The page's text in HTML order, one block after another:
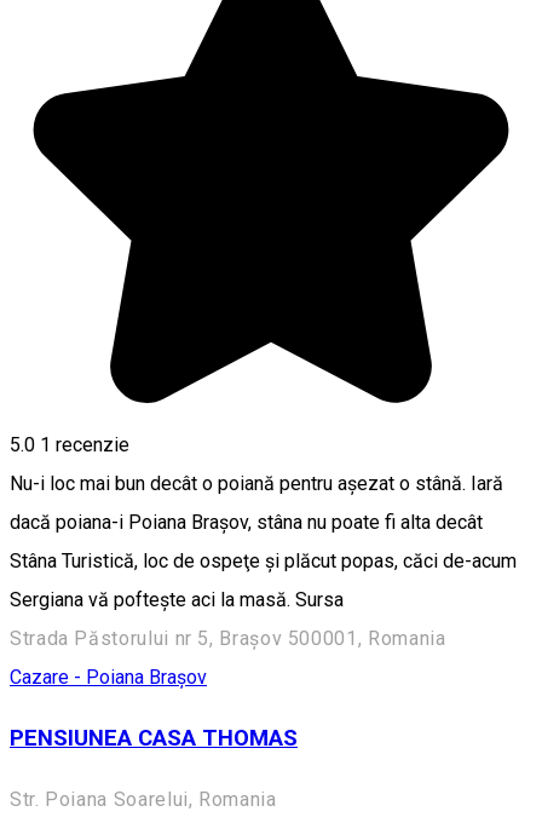
5.0 1 recenzie
Nu-i loc mai bun decât o poiană pentru aşezat o stână. Iară
dacă poiana-i Poiana Braşov, stâna nu poate fi alta decât
Stâna Turistică, loc de ospeţe şi plăcut popas, căci de-acum
Sergiana vă pofteşte aci la masă. Sursa
Strada Păstorului nr 5, Brașov 500001, Romania
Cazare - Poiana Brașov
PENSIUNEA CASA THOMAS
Str. Poiana Soarelui, Romania